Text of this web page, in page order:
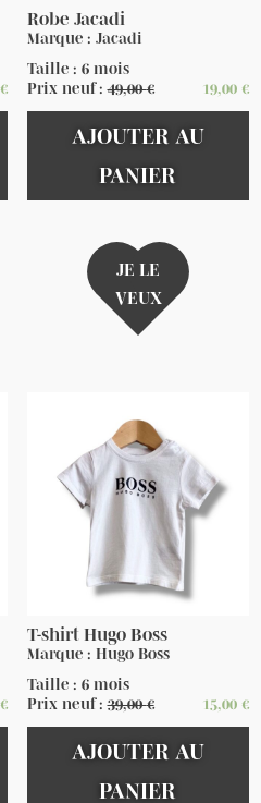
€
Robe Jacadi
Marque : Jacadi
Taille : 6 mois
Prix neuf :49,00€ 19,00 €
AJOUTER AU
PANIER
JE LE
VEUX
€
T-shirt Hugo Boss
Marque : Hugo Boss
Taille : 6 mois
Prix neuf :39,00€ 15,00 €
AJOUTER AU
PANIER